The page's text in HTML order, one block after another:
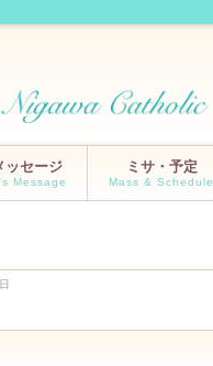
ッセージ
Message
ミサ・予定
Mass & Schedule